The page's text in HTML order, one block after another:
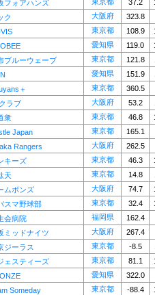
フォアハンズ 37.2
ク 大阪府
323.8
東京都 108.9
愛知県 119.0
ブルーウェーブ 東京都 121.8
愛知県 151.9
＋ 東京都
360.5
ラブ 大阪府 53.2
衆 東京都 46.8
Japan 東京都
165.1
Rangers 大阪府
262.5
キーズ 東京都 46.3
天 東京都 14.8
ムボンズ 大阪府 74.7
スマ野球部 東京都 32.4
会病院 福岡県
162.4
ミッドナイツ 大阪府
267.4
ジーラス 東京都 -8.5
ェスティーズ 東京都 81.1
愛知県
322.0
Someday 東京都 -88.4